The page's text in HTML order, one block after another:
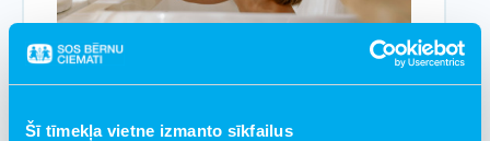
Šī tīmekļa vietne izmanto sīkfailus